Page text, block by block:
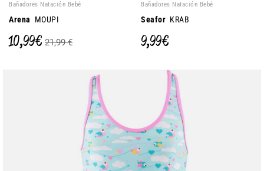
Bañadores Natación Bebé
Arena MOUPI
10,99 € 21,99 €
Bañadores Natación Bebé
Seafor KRAB
9,99 €